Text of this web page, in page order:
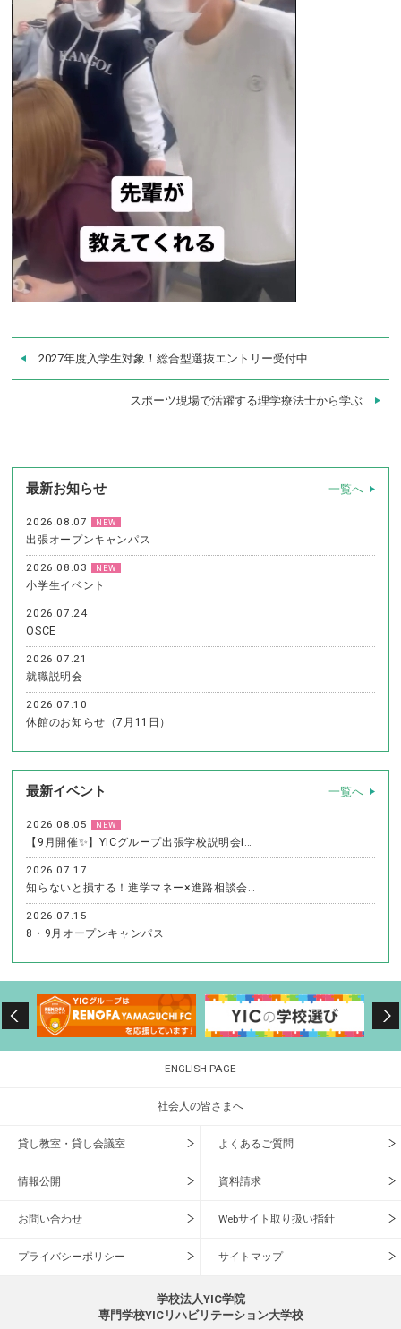
2027年度入学生対象！総合型選抜エントリー受付中
スポーツ現場で活躍する理学療法士から学ぶ
最新お知らせ 一覧へ
2026.08.07 NEW
出張オープンキャンパス
2026.08.03 NEW
小学生イベント
2026.07.24
OSCE
2026.07.21
就職説明会
2026.07.10
休館のお知らせ（7月11日）
最新イベント 一覧へ
2026.08.05 NEW
【9月開催✨】YICグループ出張学校説明会i…
2026.07.17
知らないと損する！進学マネー×進路相談会…
2026.07.15
8・9月オープンキャンパス
ENGLISH PAGE
社会人の皆さまへ
貸し教室・貸し会議室 よくあるご質問
情報公開 資料請求
お問い合わせ Webサイト取り扱い指針
プライバシーポリシー サイトマップ
学校法人YIC学院
専門学校YICリハビリテーション大学校